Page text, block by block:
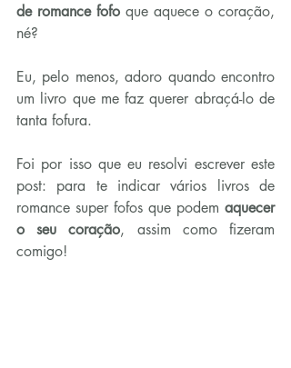
de romance fofo que aquece o coração,
né?
Eu, pelo menos, adoro quando encontro
um livro que me faz querer abraçá-lo de
tanta fofura.
Foi por isso que eu resolvi escrever este
post: para te indicar vários livros de
romance super fofos que podem aquecer
o seu coração, assim como fizeram
comigo!